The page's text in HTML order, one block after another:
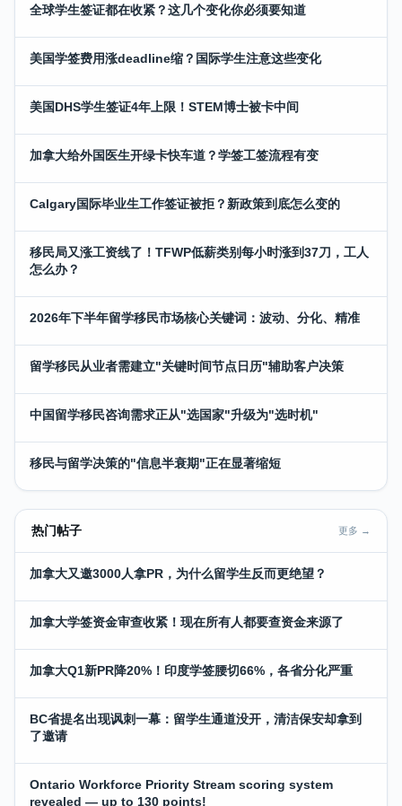
全球学生签证都在收紧？这几个变化你必须要知道
美国学签费用涨deadline缩？国际学生注意这些变化
美国DHS学生签证4年上限！STEM博士被卡中间
加拿大给外国医生开绿卡快车道？学签工签流程有变
Calgary国际毕业生工作签证被拒？新政策到底怎么变的
移民局又涨工资线了！TFWP低薪类别每小时涨到37刀，工人
怎么办？
2026年下半年留学移民市场核心关键词：波动、分化、精准
留学移民从业者需建立"关键时间节点日历"辅助客户决策
中国留学移民咨询需求正从"选国家"升级为"选时机"
移民与留学决策的"信息半衰期"正在显著缩短
热门帖子 更多 →
加拿大又邀3000人拿PR，为什么留学生反而更绝望？
加拿大学签资金审查收紧！现在所有人都要查资金来源了
加拿大Q1新PR降20%！印度学签腰切66%，各省分化严重
BC省提名出现讽刺一幕：留学生通道没开，清洁保安却拿到
了邀请
Ontario Workforce Priority Stream scoring system
revealed — up to 130 points!